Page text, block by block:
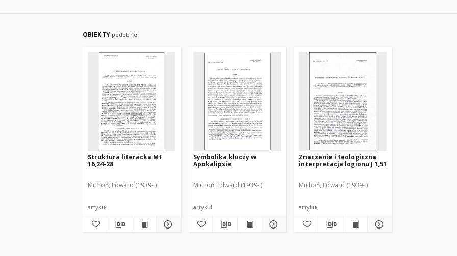
OBIEKTY podobne
Struktura literacka Mt
16,24-28
Michoń, Edward (1939- )
artykuł
Symbolika kluczy w
Apokalipsie
Michoń, Edward (1939- )
artykuł
Znaczenie i teologiczna
interpretacja logionu J 1,51
Michoń, Edward (1939- )
artykuł